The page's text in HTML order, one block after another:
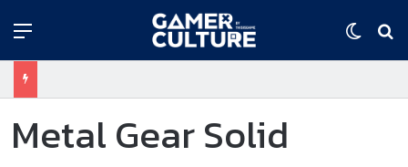
Metal Gear Solid